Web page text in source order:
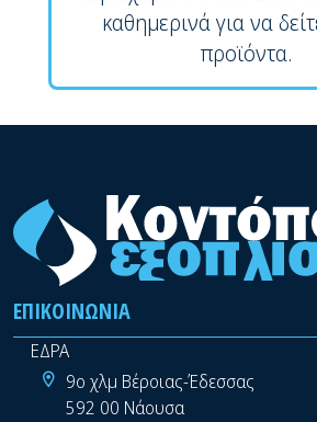
καθημερινά για να
προϊόντα.
ΕΠΙΚΟΙΝΩΝΊΑ
ΕΔΡΑ
9ο χλμ Βέροιας-Έδεσσας
592 00 Νάουσα